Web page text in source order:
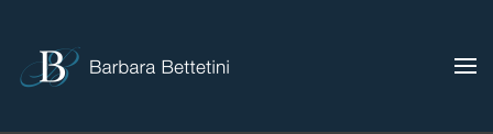
Skip to main content